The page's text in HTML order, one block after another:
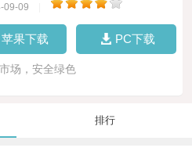
09-09
苹果下载 PC下载
场，安全绿色
排行